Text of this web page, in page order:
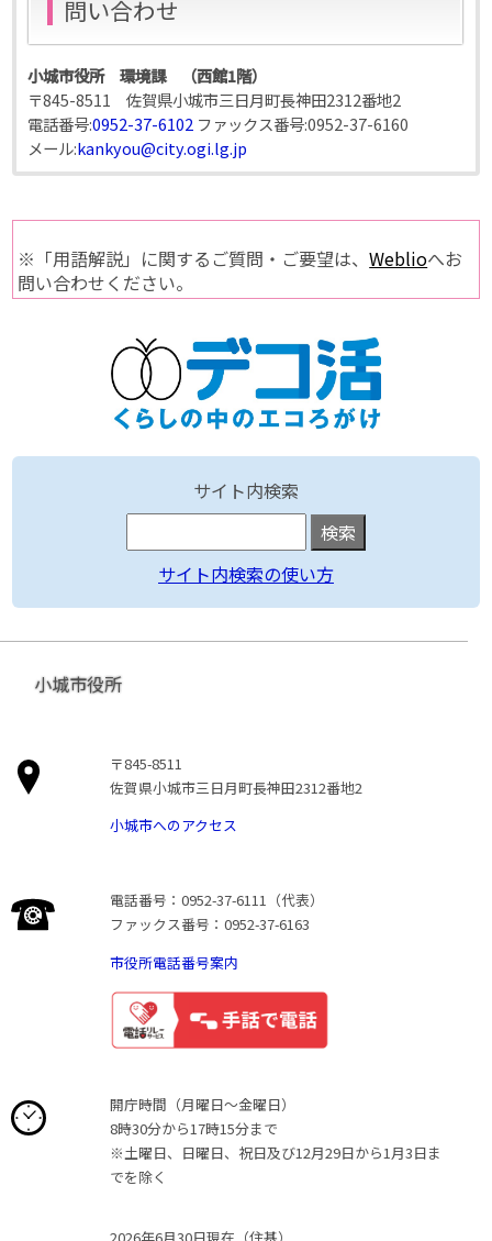
問い合わせ
小城市役所 環境課 （西館1階）
〒845-8511 佐賀県小城市三日月町長神田2312番地2
電話番号:0952-37-6102 ファックス番号:0952-37-6160
メール:kankyou@city.ogi.lg.jp
※「用語解説」に関するご質問・ご要望は、Weblioへお
問い合わせください。
サイト内検索
サイト内検索の使い方
小城市役所
〒845-8511
佐賀県小城市三日月町長神田2312番地2
小城市へのアクセス
電話番号：0952-37-6111（代表）
ファックス番号：0952-37-6163
市役所電話番号案内
開庁時間（月曜日〜金曜日）
8時30分から17時15分まで
※土曜日、日曜日、祝日及び12月29日から1月3日ま
でを除く